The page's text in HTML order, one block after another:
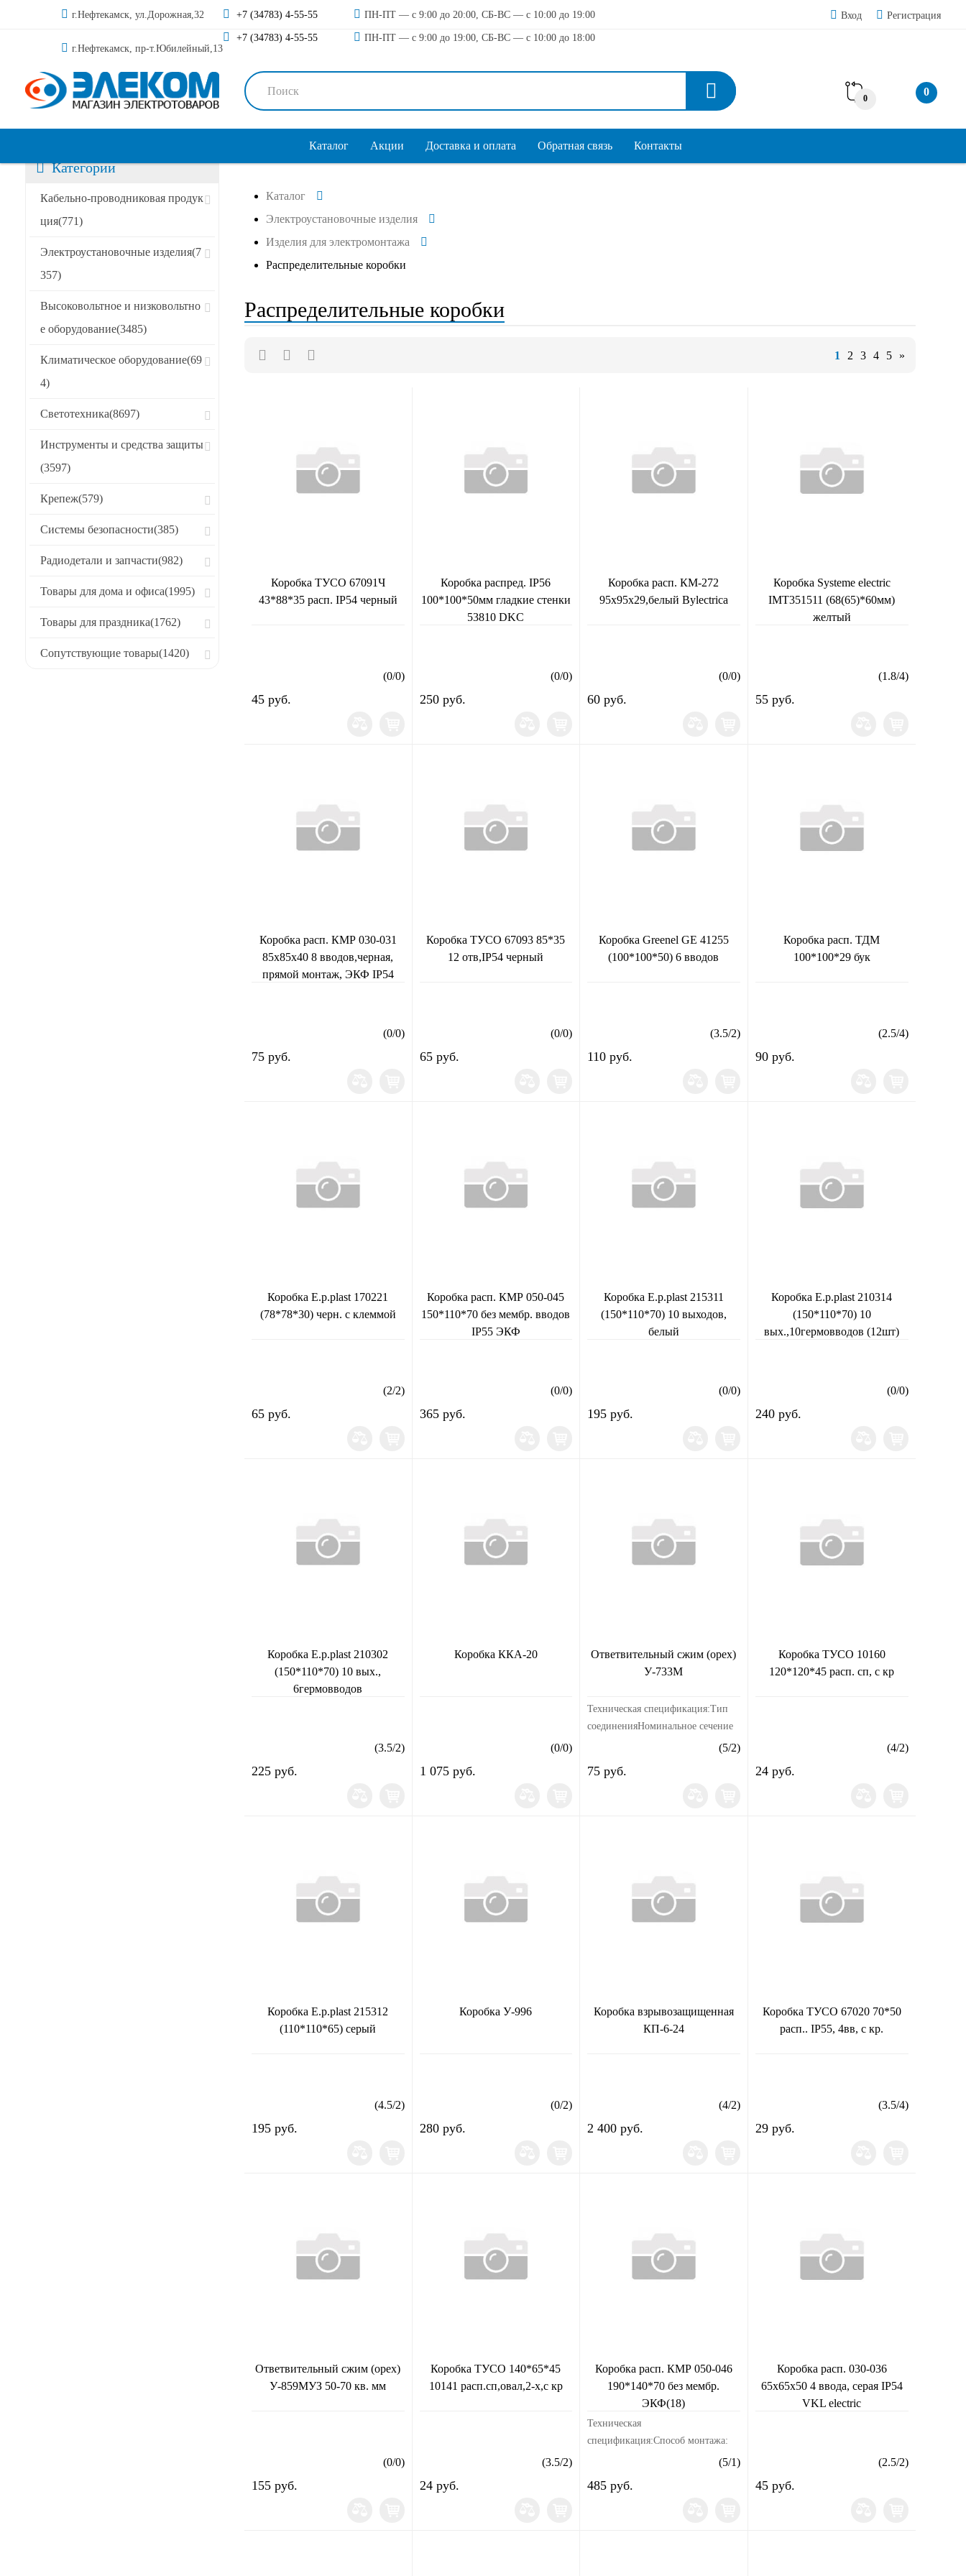
г.Нефтекамск, ул.Дорожная,32
г.Нефтекамск, пр-т.Юбилейный,13
+7 (34783) 4-55-55
+7 (34783) 4-55-55
ПН-ПТ — с 9:00 до 20:00, СБ-ВС — с 10:00 до 19:00
ПН-ПТ — с 9:00 до 19:00, СБ-ВС — с 10:00 до 18:00
Вход Регистрация
0
0
Каталог Акции Доставка и оплата Обратная связь Контакты
Категории
Кабельно-проводниковая продук
ция(771)
Электроустановочные изделия(7
357)
Высоковольтное и низковольтно
е оборудование(3485)
Климатическое оборудование(69
4)
Светотехника(8697)
Инструменты и средства защиты
(3597)
Крепеж(579)
Системы безопасности(385)
Радиодетали и запчасти(982)
Товары для дома и офиса(1995)
Товары для праздника(1762)
Сопутствующие товары(1420)
Сортировать по:
Специальные предложения
Акции
Новинки
Каталог
Электроустановочные изделия
Изделия для электромонтажа
Распределительные коробки
Распределительные коробки
1 2 3 4 5 »
Коробка ТУСО 67091Ч
43*88*35 расп. IP54 черный
(0/0)
45 руб.
Коробка распред. IP56
100*100*50мм гладкие стенки
53810 DKC
(0/0)
250 руб.
Коробка расп. КМ-272
95х95х29,белый Bylectrica
(0/0)
60 руб.
Коробка Systeme electric
IMT351511 (68(65)*60мм)
желтый
(1.8/4)
55 руб.
Коробка расп. КМР 030-031
85х85х40 8 вводов,черная,
прямой монтаж, ЭКФ IP54
(0/0)
75 руб.
Коробка ТУСО 67093 85*35
12 отв,IP54 черный
(0/0)
65 руб.
Коробка Greenel GE 41255
(100*100*50) 6 вводов
(3.5/2)
110 руб.
Коробка расп. ТДМ
100*100*29 бук
(2.5/4)
90 руб.
Коробка E.p.plast 170221
(78*78*30) черн. с клеммой
(2/2)
65 руб.
Коробка расп. КМР 050-045
150*110*70 без мембр. вводов
IP55 ЭКФ
(0/0)
365 руб.
Коробка E.p.plast 215311
(150*110*70) 10 выходов,
белый
(0/0)
195 руб.
Коробка E.p.plast 210314
(150*110*70) 10
вых.,10гермовводов (12шт)
(0/0)
240 руб.
Коробка E.p.plast 210302
(150*110*70) 10 вых.,
6гермовводов
(3.5/2)
225 руб.
Коробка ККА-20
(0/0)
1 075 руб.
Ответвительный сжим (орех)
У-733М
Техническая спецификация:Тип
соединенияНоминальное сечение
сечение ответвления, SM / RM:
(5/2)
75 руб.
Коробка ТУСО 10160
120*120*45 расп. сп, с кр
(4/2)
24 руб.
Коробка E.p.plast 215312
(110*110*65) серый
(4.5/2)
195 руб.
Коробка У-996
(0/2)
280 руб.
Коробка взрывозащищенная
КП-6-24
(4/2)
2 400 руб.
Коробка ТУСО 67020 70*50
расп.. IP55, 4вв, с кр.
(3.5/4)
29 руб.
Ответвительный сжим (орех)
У-859МУЗ 50-70 кв. мм
(0/0)
155 руб.
Коробка ТУСО 140*65*45
10141 расп.сп,овал,2-х,с кр
(3.5/2)
24 руб.
Коробка расп. КМР 050-046
190*140*70 без мембр.
ЭКФ(18)
Техническая
спецификация:Способ монтажа:
На лоток кабельныйПодходит для
взрывоопасной зоны по пыли
(5/1)
485 руб.
Коробка расп. 030-036
65х65х50 4 ввода, серая IP54
VKL electric
(2.5/2)
45 руб.